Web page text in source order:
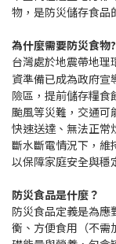
物，是防災儲存食品
為什麼需要防災食物?
台灣處於地震帶地理
資準備已成為政府宣
險區，提前儲存糧
颱風等災難，交通可
快速送達、無法正常
斷水斷電情況下，維
以保障家庭安全與穩
防災食品是什麼？
防災食品定義是為應
衡、方便食用（不需